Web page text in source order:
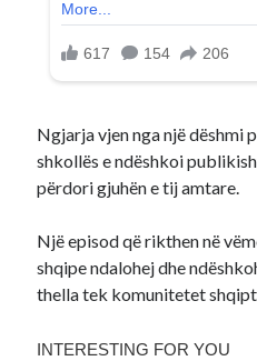
Ngjarja vjen nga një dëshmi
shkollës e ndëshkoi
përdori gjuhën e tij amtare.
Një episod që rikthen në
shqipe ndalohej dhe
thella tek komunitetet